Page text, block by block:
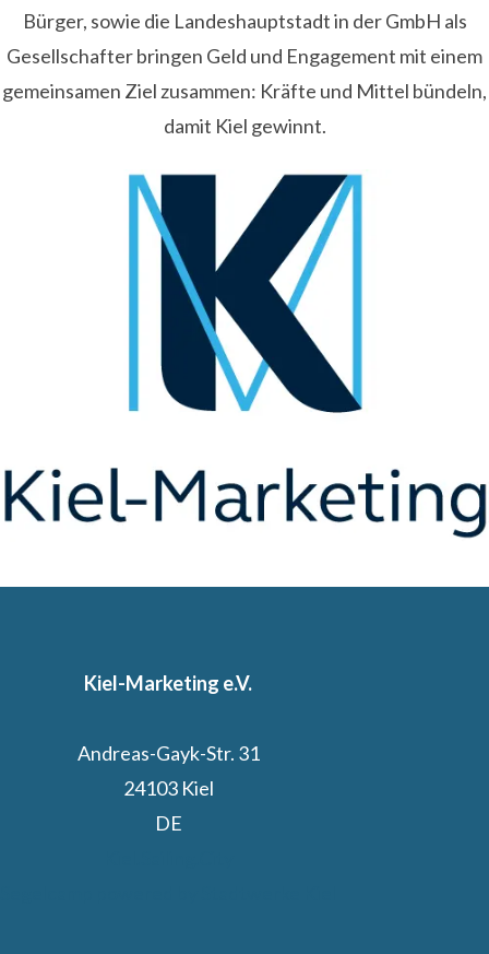
Bürger, sowie die Landeshauptstadt in der GmbH als
Gesellschafter bringen Geld und Engagement mit einem
gemeinsamen Ziel zusammen: Kräfte und Mittel bündeln,
damit Kiel gewinnt.
Kiel-Marketing e.V.
Andreas-Gayk-Str. 31
24103 Kiel
DE